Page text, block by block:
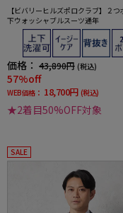
【ビバリーヒルズポロクラブ】２つ
下ウォッシャブルスーツ通年
価格： 43,890円 (税込)
57%off
WEB価格： 18,700円 (税込)
★2着目50%OFF対象
SALE